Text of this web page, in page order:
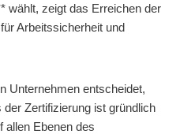
wählt, zeigt das Erreichen der
Arbeitssicherheit und
Unternehmen entscheidet,
Zertifizierung ist gründlich
allen Ebenen des